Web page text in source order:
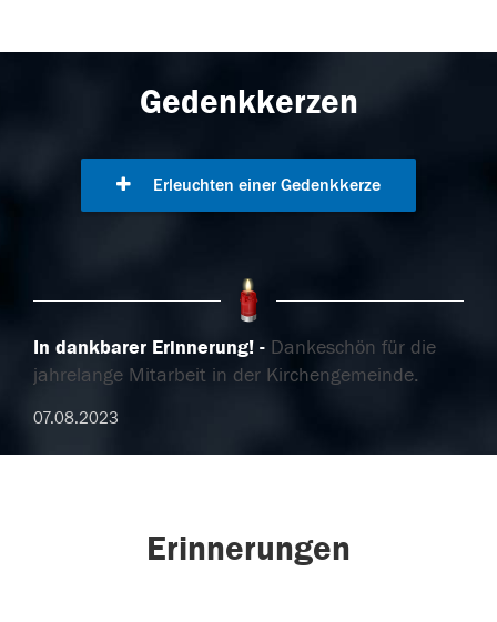
Gedenkkerzen
Erleuchten einer Gedenkkerze
In dankbarer Erinnerung!
Dankeschön für die
jahrelange Mitarbeit in der Kirchengemeinde.
07.08.2023
Erinnerungen